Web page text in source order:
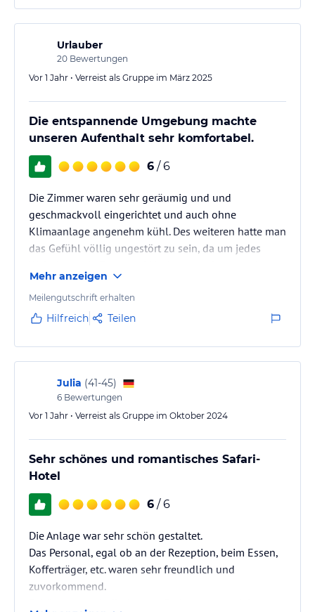
Urlauber
20 Bewertungen
Vor 1 Jahr • Verreist als Gruppe im März 2025
Die entspannende Umgebung machte
unseren Aufenthalt sehr komfortabel.
6 / 6
Die Zimmer waren sehr geräumig und und
geschmackvoll eingerichtet und auch ohne
Klimaanlage angenehm kühl. Des weiteren hatte man
das Gefühl völlig ungestört zu sein, da um jedes
Auch gab es eine Außenbadewanne.
Mehr anzeigen
Meilengutschrift erhalten
Hilfreich Teilen
Julia (41-45)
6 Bewertungen
Vor 1 Jahr • Verreist als Gruppe im Oktober 2024
Sehr schönes und romantisches Safari-
Hotel
6 / 6
Die Anlage war sehr schön gestaltet.
Das Personal, egal ob an der Rezeption, beim Essen,
Kofferträger, etc. waren sehr freundlich und
zuvorkommend.